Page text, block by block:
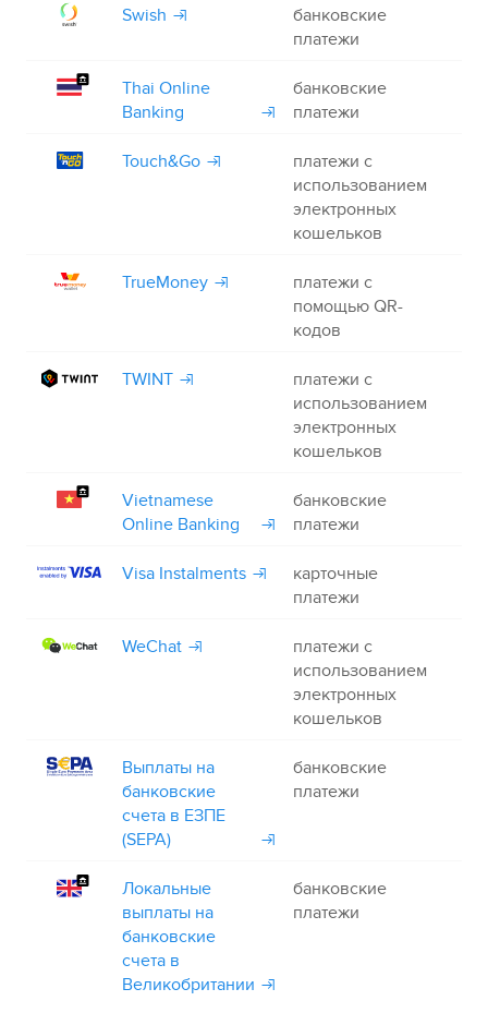
Swish
банковские
платежи
Thai Online
Banking
банковские
платежи
Touch&Go
платежи с
использованием
электронных
кошельков
TrueMoney
платежи с
помощью QR-
кодов
TWINT
платежи с
использованием
электронных
кошельков
Vietnamese
Online Banking
банковские
платежи
Visa Instalments
карточные
платежи
WeChat
платежи с
использованием
электронных
кошельков
Выплаты на
банковские
счета в ЕЗПЕ
(SEPA)
банковские
платежи
Локальные
выплаты на
банковские
счета в
Великобритании
банковские
платежи